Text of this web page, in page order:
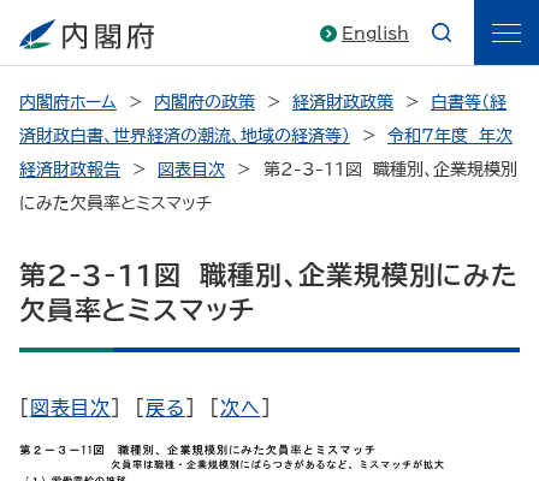
English
内閣府ホーム 内閣府の政策 経済財政政策
白書等（経
済財政白書、世界経済の潮流、地域の経済等）
令和7年度 年次
経済財政報告
図表目次 > 第2-3-11図 職種別、企業規模別
にみた欠員率とミスマッチ
第2-3-11図 職種別、企業規模別にみた
欠員率とミスマッチ
図表目次 戻る ] [次へ